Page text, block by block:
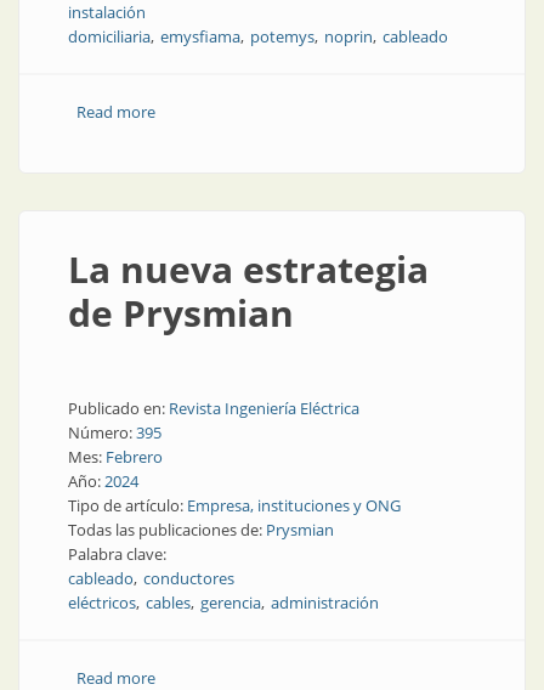
instalación
domiciliaria emysfiama potemys noprin cableado
Read moreabout Instalaciones domiciliarias: cables y
La nueva estrategia
de Prysmian
Publicado en: Revista Ingeniería Eléctrica
Número:395
Mes: Febrero
Año:2024
Tipo de artículo: Empresa, instituciones y ONG
Todas las publicaciones de: Prysmian
Palabra clave:
cableado conductores
eléctricos cables gerencia administración
Read moreabout La nueva estrategia de Prysmian